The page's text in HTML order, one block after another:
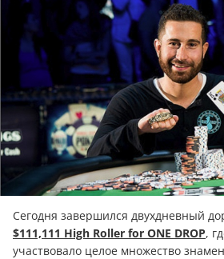
Сегодня завершился двухдневный
$111,111 High Roller for ONE DROP,
участвовало целое множество